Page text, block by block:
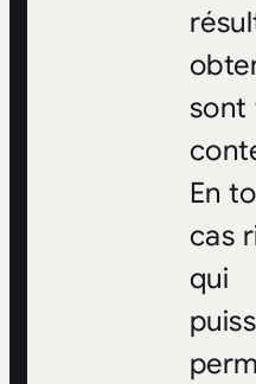
sont
En
cas
qui